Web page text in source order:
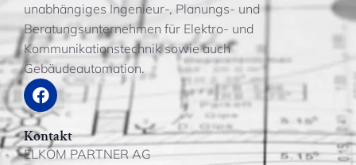
unabhängiges Ingenieur-, Planungs- und
Beratungsunternehmen für Elektro- und
Kommunikationstechnik sowie auch
Gebäudeautomation.
Kontakt
ELKOM PARTNER AG